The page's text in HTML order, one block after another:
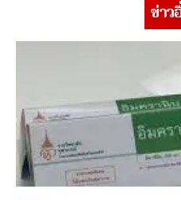
ข่าว